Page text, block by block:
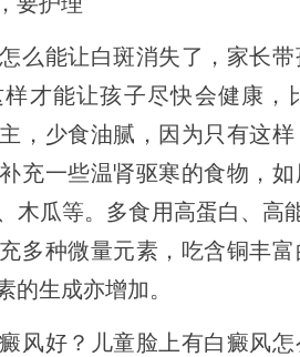
能让白斑消失了，家长带
才能让孩子尽快会健康，
，少食油腻，因为只有这
充一些温肾驱寒的食物，
木瓜等。多食用高蛋白、高
多种微量元素，吃含铜丰
的生成亦增加。
好？儿童脸上有白癜风怎